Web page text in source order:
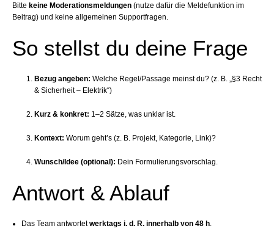
Bitte keine Moderationsmeldungen (nutze dafür die Meldefunktion im
Beitrag) und keine allgemeinen Supportfragen.
So stellst du deine Frage
Bezug angeben: Welche Regel/Passage meinst du? (z. B. „§3 Recht
& Sicherheit – Elektrik“)
Kurz & konkret: 1–2 Sätze, was unklar ist.
Kontext: Worum geht’s (z. B. Projekt, Kategorie, Link)?
Wunsch/Idee (optional): Dein Formulierungsvorschlag.
Antwort & Ablauf
Das Team antwortetwerktags i. d. R. innerhalb von 48 h